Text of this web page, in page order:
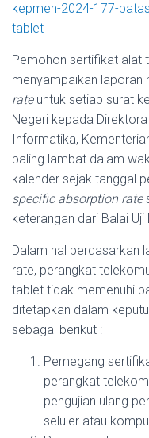
kepmen-2024-177-
tablet
Pemohon sertifikat alat
menyampaikan laporan
rateuntuk setiap surat
Negeri kepada
Informatika,
paling lambat dalam
kalender sejak tanggal
specific absorption rate
keterangan dari Balai Uji
Dalam hal berdasarkan
rate, perangkat
tablet tidak memenuhi
ditetapkan dalam
sebagai berikut :
Pemegang
perangkat
pengujian ulang
seluler atau